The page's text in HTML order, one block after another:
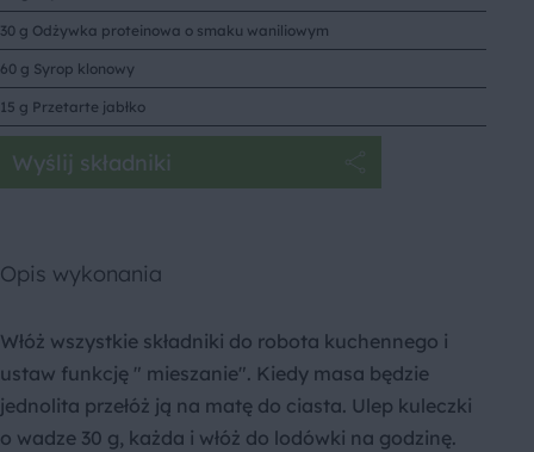
30 g Odżywka proteinowa o smaku waniliowym
60 g Syrop klonowy
15 g Przetarte jabłko
Wyślij składniki
Opis wykonania
Włóż wszystkie składniki do robota kuchennego i
ustaw funkcję " mieszanie". Kiedy masa będzie
jednolita przełóż ją na matę do ciasta. Ulep kuleczki
o wadze 30 g, każda i włóż do lodówki na godzinę.